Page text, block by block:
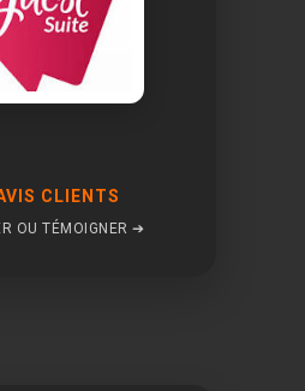
CLIENTS
OU TÉMOIGNER ➔